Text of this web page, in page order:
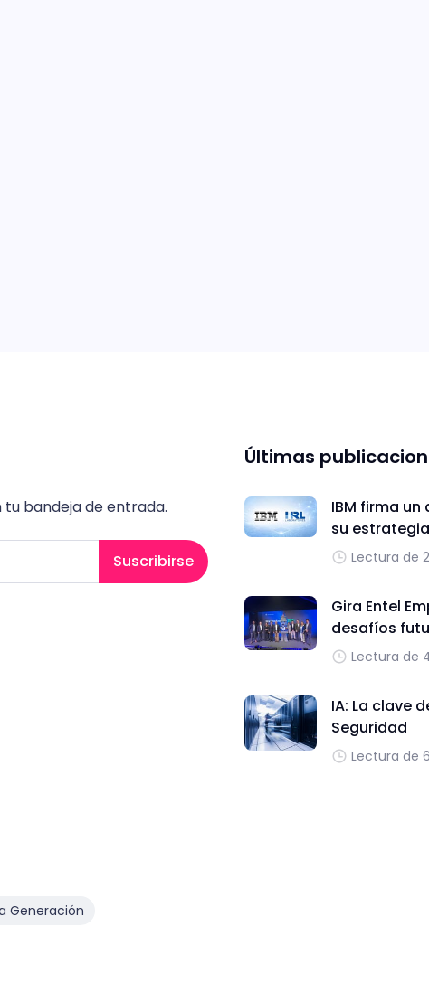
bandeja de entrada.
Suscribirse
Últimas
IBM firma
su
Lectura de
Gira Entel
desafíos
Lectura de
IA: La clave
Seguridad
Lectura de
Generación